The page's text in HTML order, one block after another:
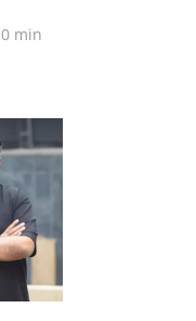
0 min